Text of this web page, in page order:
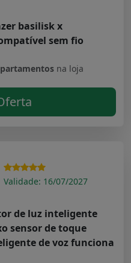
basilisk x
sem fio
na loja
Validade: 16/07/2027
de luz inteligente
sensor de toque
de voz funciona